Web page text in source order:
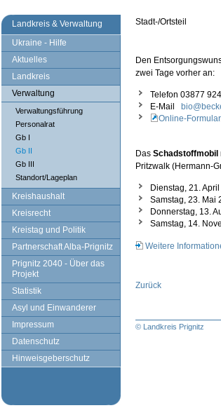
Landkreis & Verwaltung
Ukraine - Hilfe
Aktuelles
Landkreis
Verwaltung
Verwaltungsführung
Personalrat
Gb I
Gb II
Gb III
Standort/Lageplan
Kreishaushalt
Kreisrecht
Kreistag und Politik
Partnerschaft Alba-Prignitz
Prignitz 2040 - Über das
Projekt
Statistik
Asyl und Einwanderer
Impressum
Datenschutz
Hinweisgeberschutz
Stadt-/Ortsteil
Den
zwei Tage vorher an:
Telefon 03877
E-Mail
Online-Formular
Das Schadstoffmobil
Pritzwalk (Hermann-
Dienstag, 21.
Samstag, 23. Mai
Donnerstag, 13.
Samstag, 14.
Weitere
Zurück
© Landkreis Prignitz